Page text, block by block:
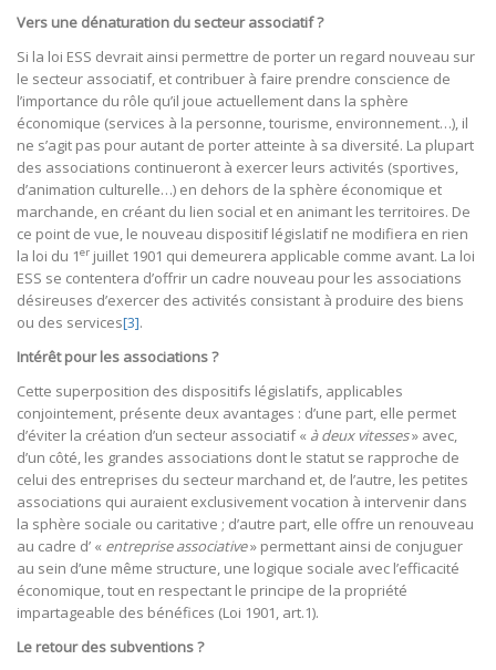
Vers une dénaturation du secteur associatif ?
Si la loi ESS devrait ainsi permettre de porter un regard nouveau sur
le secteur associatif, et contribuer à faire prendre conscience de
l’importance du rôle qu’il joue actuellement dans la sphère
économique (services à la personne, tourisme, environnement…), il
ne s’agit pas pour autant de porter atteinte à sa diversité. La plupart
des associations continueront à exercer leurs activités (sportives,
d’animation culturelle…) en dehors de la sphère économique et
marchande, en créant du lien social et en animant les territoires. De
ce point de vue, le nouveau dispositif législatif ne modifiera en rien
la loi du 1er juillet 1901 qui demeurera applicable comme avant. La loi
ESS se contentera d’offrir un cadre nouveau pour les associations
désireuses d’exercer des activités consistant à produire des biens
ou des services[3].
Intérêt pour les associations ?
Cette superposition des dispositifs législatifs, applicables
conjointement, présente deux avantages : d’une part, elle permet
d’éviter la création d’un secteur associatif « à deux vitesses» avec,
d’un côté, les grandes associations dont le statut se rapproche de
celui des entreprises du secteur marchand et, de l’autre, les petites
associations qui auraient exclusivement vocation à intervenir dans
la sphère sociale ou caritative ; d’autre part, elle offre un renouveau
au cadre d’ « entreprise associative» permettant ainsi de conjuguer
au sein d’une même structure, une logique sociale avec l’efficacité
économique, tout en respectant le principe de la propriété
impartageable des bénéfices (Loi 1901, art.1).
Le retour des subventions ?